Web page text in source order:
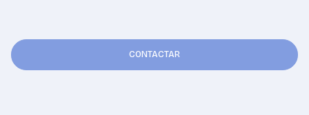
CONTACTAR